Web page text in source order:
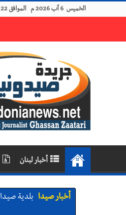
الخميس 6 آب 2026 م الموافق 22 صفر 1448 هـ
أخبار لبنان
أخبار صيدا بلدية صيدا